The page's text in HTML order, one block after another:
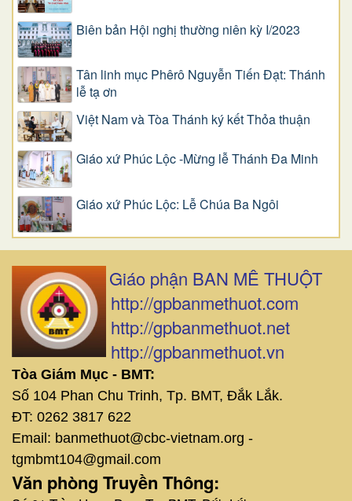
Biên bản Hội nghị thường niên kỳ I/2023
Tân linh mục Phêrô Nguyễn Tiến Đạt: Thánh
lễ tạ ơn
Việt Nam và Tòa Thánh ký kết Thỏa thuận
Giáo xứ Phúc Lộc -Mừng lễ Thánh Đa Minh
Giáo xứ Phúc Lộc: Lễ Chúa Ba Ngôi
Giáo phận BAN MÊ THUỘT
http://gpbanmethuot.com
http://gpbanmethuot.net
http://gpbanmethuot.vn
Tòa Giám Mục - BMT:
Số 104 Phan Chu Trinh, Tp. BMT, Đắk Lắk.
ĐT: 0262 3817 622
Email: banmethuot@cbc-vietnam.org -
tgmbmt104@gmail.com
Văn phòng Truyền Thông: